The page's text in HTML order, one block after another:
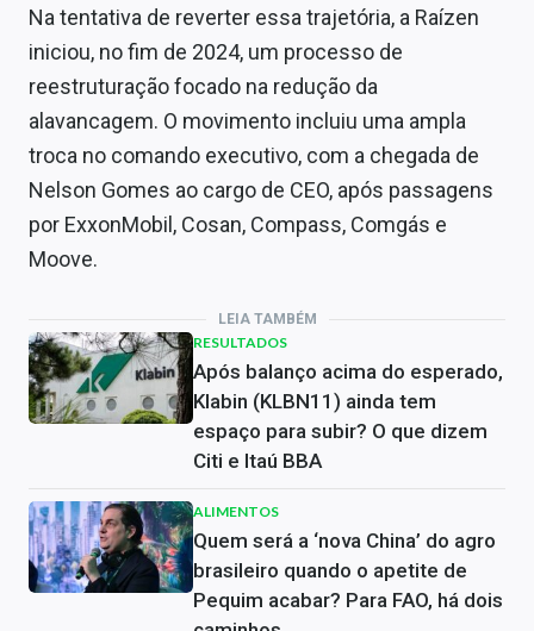
Na tentativa de reverter essa trajetória, a Raízen
iniciou, no fim de 2024, um processo de
reestruturação focado na redução da
alavancagem. O movimento incluiu uma ampla
troca no comando executivo, com a chegada de
Nelson Gomes ao cargo de CEO, após passagens
por ExxonMobil, Cosan, Compass, Comgás e
Moove.
LEIA TAMBÉM
RESULTADOS
Após balanço acima do esperado,
Klabin (KLBN11) ainda tem
espaço para subir? O que dizem
Citi e Itaú BBA
ALIMENTOS
Quem será a ‘nova China’ do agro
brasileiro quando o apetite de
Pequim acabar? Para FAO, há dois